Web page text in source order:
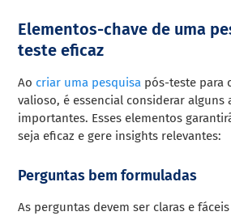
Elementos-chave de uma
teste eficaz
Ao criar uma pesquisa pós-teste para
valioso, é essencial considerar alguns
importantes. Esses elementos
seja eficaz e gere insights relevantes:
Perguntas bem formuladas
As perguntas devem ser claras e